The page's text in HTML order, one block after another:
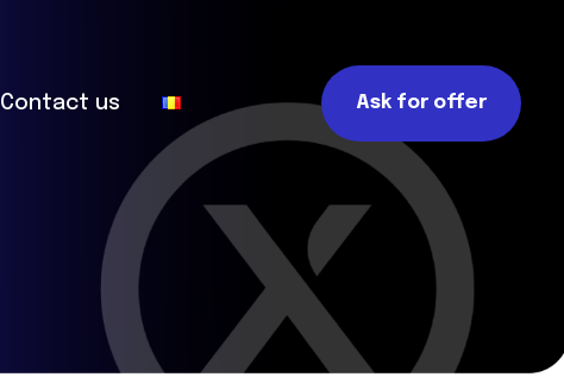
Contact us Ask for offer